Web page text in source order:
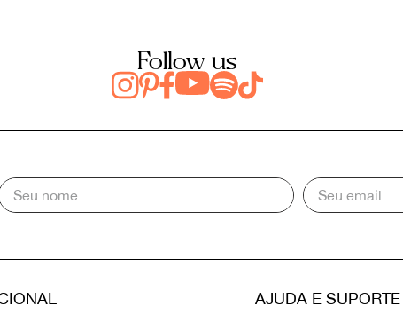
Follow us
AJUDA E SUPORTE